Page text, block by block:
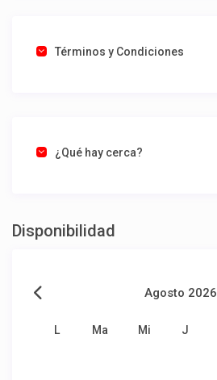
Términos y Condiciones
¿Qué hay cerca?
Disponibilidad
Agosto 2026
L Ma Mi J